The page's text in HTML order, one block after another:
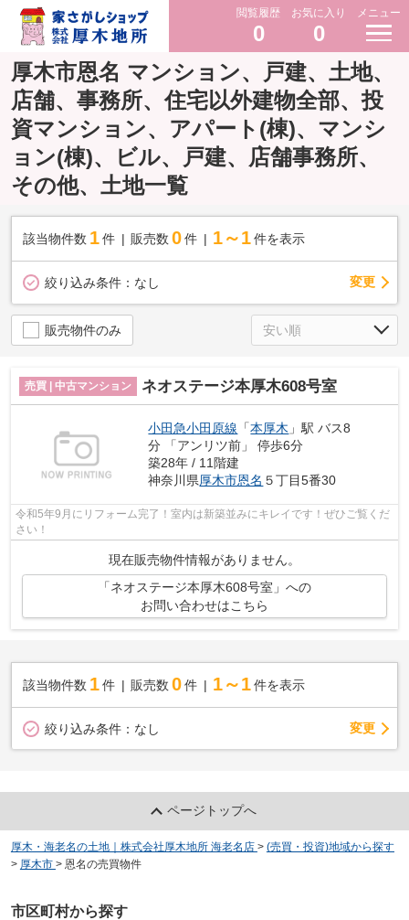
閲覧履歴
0
お気に入り
0
メニュー
厚木市恩名 マンション、戸建、土地、
店舗、事務所、住宅以外建物全部、投
資マンション、アパート(棟)、マンシ
ョン(棟)、ビル、戸建、店舗事務所、
その他、土地一覧
該当物件数 1件 販売数 0 件 1～1 件を表示
絞り込み条件： なし 変更
販売物件のみ
売買 | 中古マンション ネオステージ本厚木608号室
小田急小田原線 「本厚木 」駅 バス8
分 「アンリツ前」 停歩6分
築28年 / 11階建
神奈川県厚木市恩名 ５丁目5番30
令和5年9月にリフォーム完了！室内は新築並みにキレイです！ぜひご覧くだ
さい！
現在販売物件情報がありません。
「ネオステージ本厚木608号室」への
お問い合わせはこちら
該当物件数 1件 販売数 0 件 1～1 件を表示
絞り込み条件： なし 変更
ページトップへ
厚木・海老名の土地｜株式会社厚木地所 海老名店 > (売買・投資)地域から探す
> 厚木市 > 恩名の売買物件
市区町村から探す